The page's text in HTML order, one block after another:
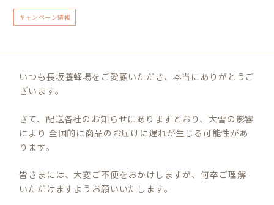
キャンペーン情報
いつも長坂養蜂場をご愛顧いただき、本当にありがとうご
ざいます。
さて、配送各社のお知らせにありますとおり、大雪の影響
により 全国的に商品のお届けに遅れが生じる可能性があ
ります。
皆さまには、大変ご不便をおかけしますが、何卒ご理解
いただけますようお願いいたします。